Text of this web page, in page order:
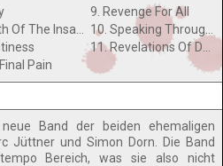
Pain
9. Revenge For All
Band der beiden ehemaligen
Jüttner und Simon Dorn. Die Band
Bereich, was sie also nicht